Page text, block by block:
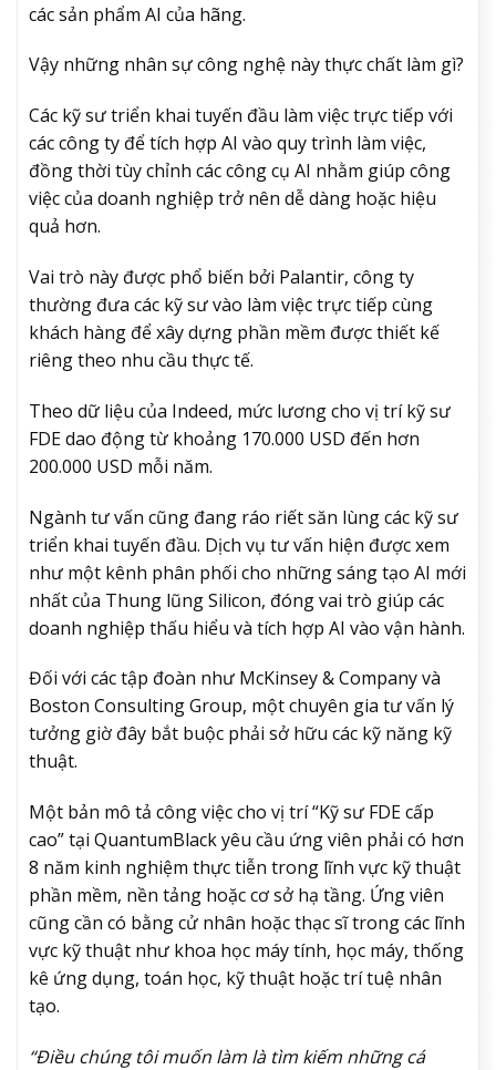
các sản phẩm AI của hãng.
Vậy những nhân sự công nghệ này thực chất làm gì?
Các kỹ sư triển khai tuyến đầu làm việc trực tiếp với
các công ty để tích hợp AI vào quy trình làm việc,
đồng thời tùy chỉnh các công cụ AI nhằm giúp công
việc của doanh nghiệp trở nên dễ dàng hoặc hiệu
quả hơn.
Vai trò này được phổ biến bởi Palantir, công ty
thường đưa các kỹ sư vào làm việc trực tiếp cùng
khách hàng để xây dựng phần mềm được thiết kế
riêng theo nhu cầu thực tế.
Theo dữ liệu của Indeed, mức lương cho vị trí kỹ sư
FDE dao động từ khoảng 170.000 USD đến hơn
200.000 USD mỗi năm.
Ngành tư vấn cũng đang ráo riết săn lùng các kỹ sư
triển khai tuyến đầu. Dịch vụ tư vấn hiện được xem
như một kênh phân phối cho những sáng tạo AI mới
nhất của Thung lũng Silicon, đóng vai trò giúp các
doanh nghiệp thấu hiểu và tích hợp AI vào vận hành.
Đối với các tập đoàn như McKinsey & Company và
Boston Consulting Group, một chuyên gia tư vấn lý
tưởng giờ đây bắt buộc phải sở hữu các kỹ năng kỹ
thuật.
Một bản mô tả công việc cho vị trí “Kỹ sư FDE cấp
cao” tại QuantumBlack yêu cầu ứng viên phải có hơn
8 năm kinh nghiệm thực tiễn trong lĩnh vực kỹ thuật
phần mềm, nền tảng hoặc cơ sở hạ tầng. Ứng viên
cũng cần có bằng cử nhân hoặc thạc sĩ trong các lĩnh
vực kỹ thuật như khoa học máy tính, học máy, thống
kê ứng dụng, toán học, kỹ thuật hoặc trí tuệ nhân
tạo.
“Điều chúng tôi muốn làm là tìm kiếm những cá